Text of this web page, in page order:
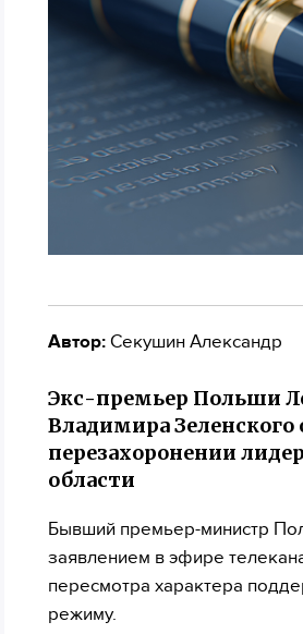
Автор: Секушин Александр
Экс-премьер Польши
Владимира Зеленского
перезахоронении
области
Бывший премьер-министр
заявлением в эфире
пересмотра характера
режиму.